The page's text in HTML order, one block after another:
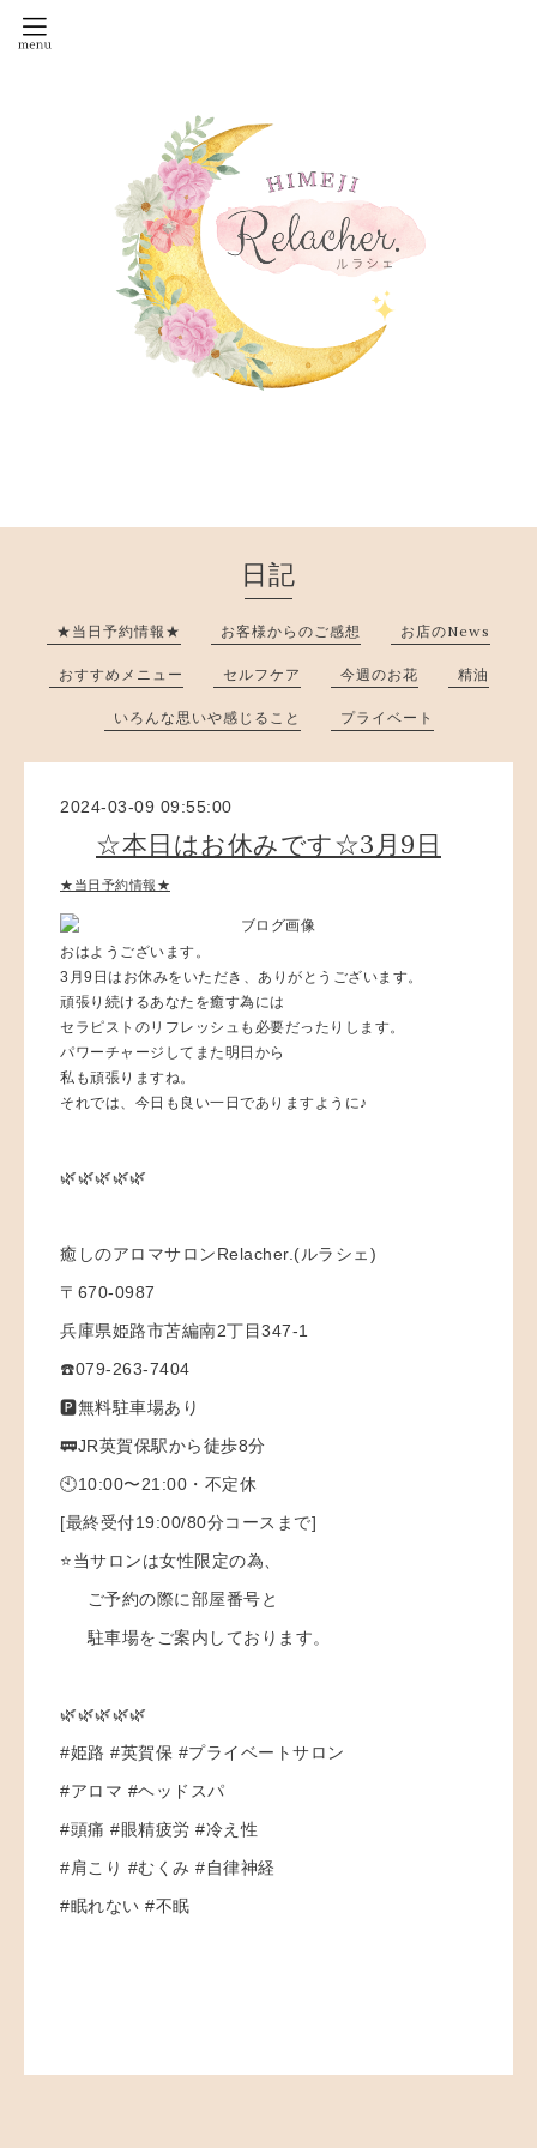
日記
★当日予約情報★ お客様からのご感想 お店のNews
おすすめメニュー セルフケア 今週のお花 精油
いろんな思いや感じること プライベート
2024-03-09 09:55:00
☆本日はお休みです☆3月9日
★当日予約情報★
おはようございます。
3月9日はお休みをいただき、ありがとうございます。
頑張り続けるあなたを癒す為には
セラピストのリフレッシュも必要だったりします。
パワーチャージしてまた明日から
私も頑張りますね。
それでは、今日も良い一日でありますように♪
🌿🌿🌿🌿🌿
癒しのアロマサロンRelacher.(ルラシェ)
〒670-0987
兵庫県姫路市苫編南2丁目347-1
☎️079-263-7404
🅿️無料駐車場あり
🚃JR英賀保駅から徒歩8分
🕙10:00〜21:00・不定休
[最終受付19:00/80分コースまで]
⭐️当サロンは女性限定の為、
ご予約の際に部屋番号と
駐車場をご案内しております。
🌿🌿🌿🌿🌿
#姫路 #英賀保 #プライベートサロン
#アロマ #ヘッドスパ
#頭痛 #眼精疲労 #冷え性
#肩こり #むくみ #自律神経
#眠れない #不眠